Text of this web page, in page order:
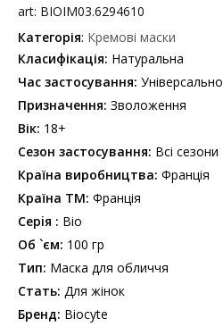
art: BIOIM03.6294610
Категорія: Кремові маски
Класифікація: Натуральна
Час застосування: Універсально
Призначення: Зволоження
Вік: 18+
Сезон застосування: Всi сезони
Країна виробництва: Франція
Країна ТМ: Франція
Серiя : Bio
Об `єм: 100 гр
Тип: Маска для обличчя
Стать: Для жінок
Бренд: Biocyte